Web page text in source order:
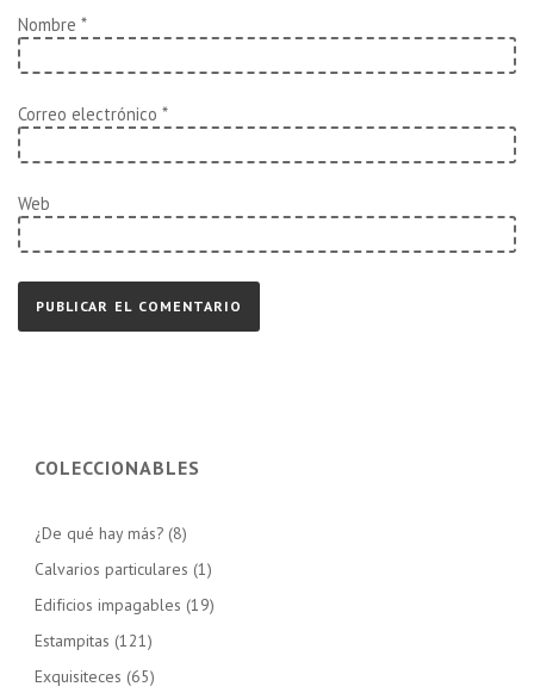
Nombre *
Correo electrónico *
Web
COLECCIONABLES
¿De qué hay más? (8)
Calvarios particulares (1)
Edificios impagables (19)
Estampitas (121)
Exquisiteces (65)